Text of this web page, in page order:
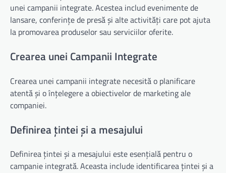
unei campanii integrate. Acestea includ evenimente de
lansare, conferințe de presă și alte activități care pot ajuta
la promovarea produselor sau serviciilor oferite.
Crearea unei Campanii Integrate
Crearea unei campanii integrate necesită o planificare
atentă și o înțelegere a obiectivelor de marketing ale
companiei.
Definirea țintei și a mesajului
Definirea țintei și a mesajului este esențială pentru o
campanie integrată. Aceasta include identificarea țintei și a